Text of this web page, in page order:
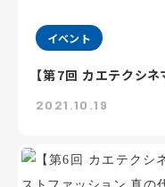
イベント
【第7回 カエテクシ
2021.10.19